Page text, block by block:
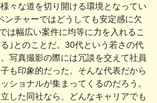
々な道を切り開ける環境となってい
ンチャーではどうしても安定感に欠
は幅広い案件に均等に力を入れるこ
｣とのことだ。30代という若さの代
写真撮影の際には冗談を交えて社員
も印象的だった。そんな代表だから
ショナルが集まってくるのだろう。
した同社なら、どんなキャリアでも